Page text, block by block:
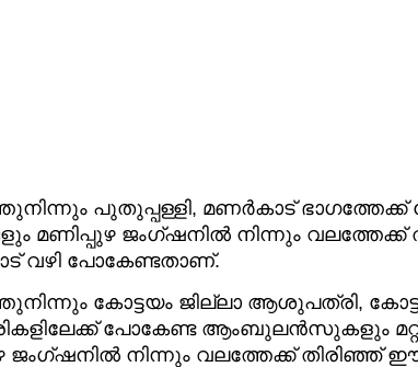
പുതുപ്പള്ളി, മണർകാട്
മണിപ്പുഴ ജംഗ്ഷനിൽ നിന്നും വലത്തേക്ക്
വഴി പോകേണ്ടതാണ്.
കോട്ടയം ജില്ലാ ആശുപത്രി,
പോകേണ്ട ആംബുലൻസുകളും
ജംഗ്ഷനിൽ നിന്നും വലത്തേക്ക്